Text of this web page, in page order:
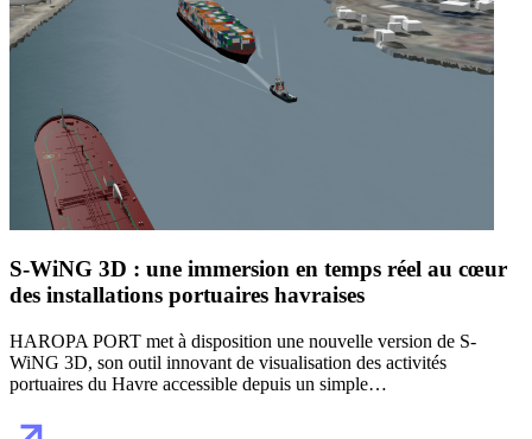
S-WiNG 3D : une immersion en temps réel au cœur
des installations portuaires havraises
HAROPA PORT met à disposition une nouvelle version de S-
WiNG 3D, son outil innovant de visualisation des activités
portuaires du Havre accessible depuis un simple…